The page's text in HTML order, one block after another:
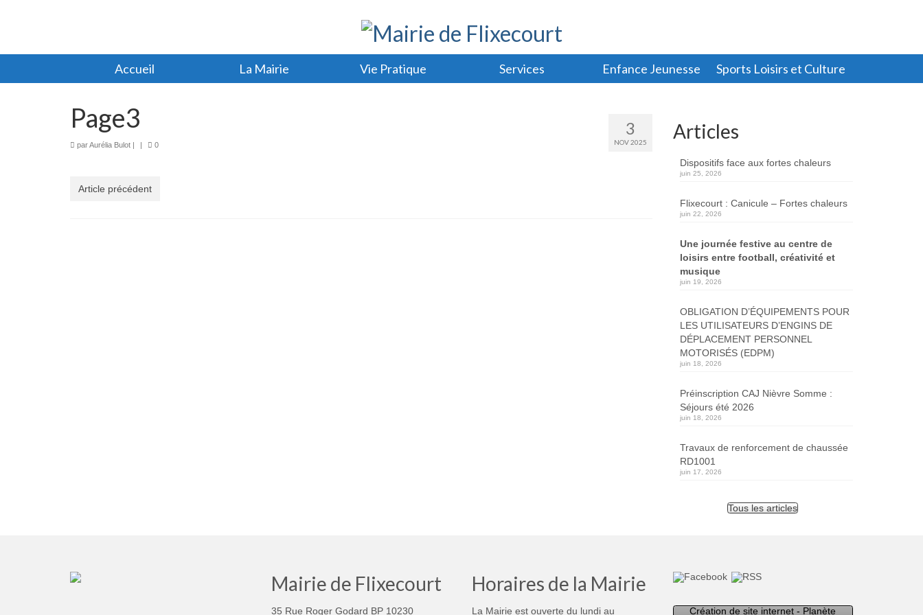
Accueil La Mairie Vie Pratique Services Enfance Jeunesse Sports Loisirs et Culture
3
NOV 2025
Page3
parAurélia Bulot | | 0
Article précédent
Articles
Dispositifs face aux fortes chaleurs
juin 25, 2026
Flixecourt : Canicule – Fortes chaleurs
juin 22, 2026
Une journée festive au centre de
loisirs entre football, créativité et
musique
juin 19, 2026
OBLIGATION D’ÉQUIPEMENTS POUR
LES UTILISATEURS D’ENGINS DE
DÉPLACEMENT PERSONNEL
MOTORISÉS (EDPM)
juin 18, 2026
Préinscription CAJ Nièvre Somme :
Séjours été 2026
juin 18, 2026
Travaux de renforcement de chaussée
RD1001
juin 17, 2026
Tous les articles
Mairie de Flixecourt
35 Rue Roger Godard BP 10230
Horaires de la Mairie
La Mairie est ouverte du lundi au Création de site internet - Planète